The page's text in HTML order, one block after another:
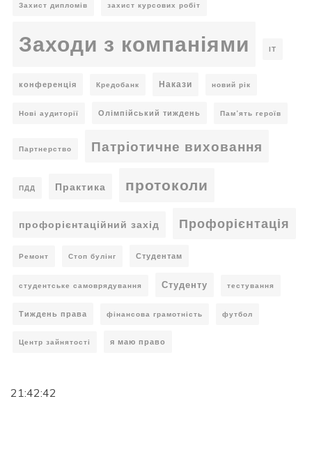
Захист дипломів захист курсових робіт
Заходи з компаніями ІТ
конференція Кредобанк Накази новий рік
Нові аудиторії Олімпійський тиждень Пам’ять героїв
Партнерство Патріотичне виховання
ПДД Практика протоколи
профорієнтаційний захід Профорієнтація
Ремонт Стоп булінг Студентам
студентське самоврядування Студенту тестування
Тиждень права фінансова грамотність футбол
Центр зайнятості я маю право
21:42:43